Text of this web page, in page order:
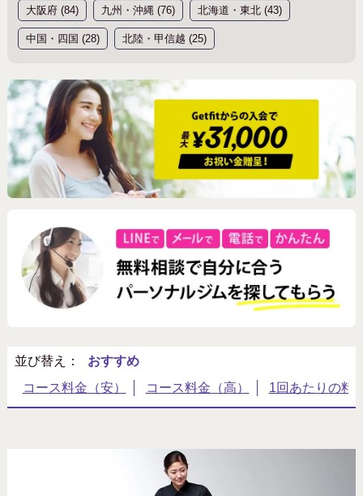
東京都
北海道・東北 関東（東京以外）
北陸・甲信越 東海・近畿
中国・四国 九州・沖縄
特徴
プロテイン付き
大阪府 (84) 九州・沖縄 (76) 北海道・東北 (43)
中国・四国 (28) 北陸・甲信越 (25)
並び替え：